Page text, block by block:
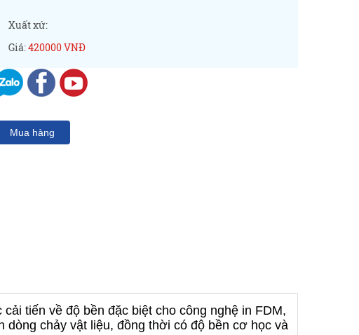
Xuất xứ:
Giá:420000 VNĐ
Mua hàng
cải tiến về độ bền đặc biệt cho công nghệ in FDM,
chảy vật liệu, đồng thời có độ bền cơ học và